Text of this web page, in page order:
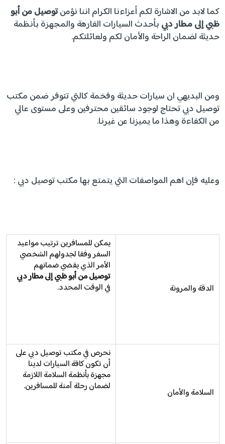
كما لابد من الاشارة لكم أعزاءنا الكرام اننا نؤمنتوصيل من أبو
ظبي إلى مطار دبي بأحدث السيارات الفارهة والمجهزة بأنظمة
حديثة لضمان الراحة والأمان لكم ولعائلتكم.
ومن البديهي ان سيارات حديثة وفخمة كالتي تتوفر ضمن مكتب
توصيل دبي تحتاج لوجود سائقين محترفين وعلى مستوى عالي
من الكفاءة وهذا ما يميزنا عن غيرنا.
وعليه فإن اهم المواصفات التي يتمتع بها مكتب توصيل دبي :
الدقة والمرونة
يمكن للمسافرين ترتيب مواعيد
السفر وفقا لجدولهم الشخصي
الأمر الذي يقضي ضمانهم
توصيل من أبو ظبيإلى مطار دبي
في الوقت المحدد.
السلامة والأمان
نحرص في مكتب توصيل دبي على
أن تكون كافة السيارات لدينا
مجهزة بأنظمة السلامة اللازمة
لضمان رحلة آمنة للمسافرين.